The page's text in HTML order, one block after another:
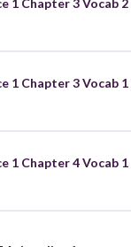
1 Chapter 3 Vocab
1 Chapter 3 Vocab 1
1 Chapter 4 Vocab